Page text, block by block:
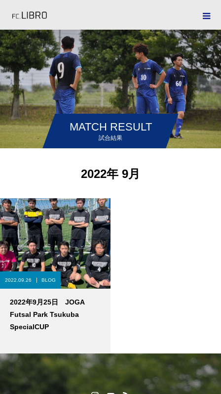
MATCH RESULT
試合結果
2022年 9月
2022.09.26 BLOG
2022年9月25日 JOGA
Futsal Park Tsukuba
SpecialCUP